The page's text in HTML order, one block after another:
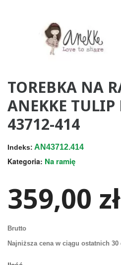
TOREBKA NA
ANEKKE TULIP
43712-414
Indeks: AN43712.414
Kategoria: Na ramię
359,00 zł
Brutto
Najniższa cena w ciągu ostatnich 30